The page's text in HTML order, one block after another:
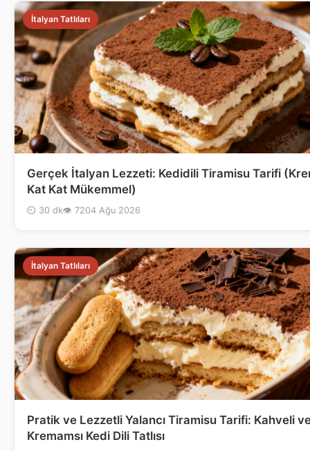
İtalyan Tatlıları
Gerçek İtalyan Lezzeti: Kedidili Tiramisu Tarifi
Kat Kat Mükemmel)
⏲ 30 dk👁 7204 Ağu 2026
İtalyan Tatlıları
Pratik ve Lezzetli Yalancı Tiramisu Tarifi: Kahveli
Kremamsı Kedi Dili Tatlısı